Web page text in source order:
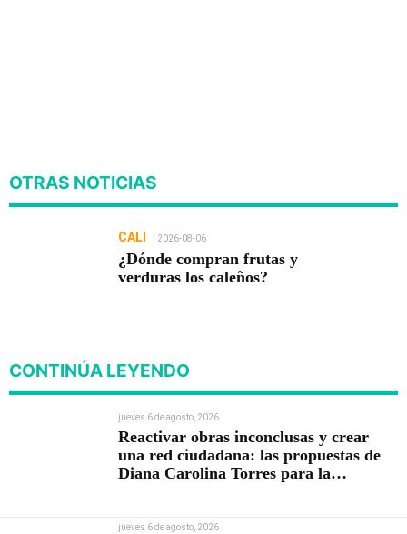
OTRAS NOTICIAS
CALI 2026-08-06
¿Dónde compran frutas y
verduras los caleños?
CONTINÚA LEYENDO
jueves 6 de agosto, 2026
Reactivar obras inconclusas y crear
una red ciudadana: las propuestas de
Diana Carolina Torres para la
jueves 6 de agosto, 2026